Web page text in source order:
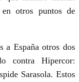
otros puntos de
a España otros dos
contra Hipercor:
Sarasola. Estos